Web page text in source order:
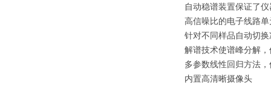
自动稳谱装置保证了
高信噪比的电子线路单
针对不同样品自动切
解谱技术使谱峰分解
多参数线性回归方法
内置高清晰摄像头